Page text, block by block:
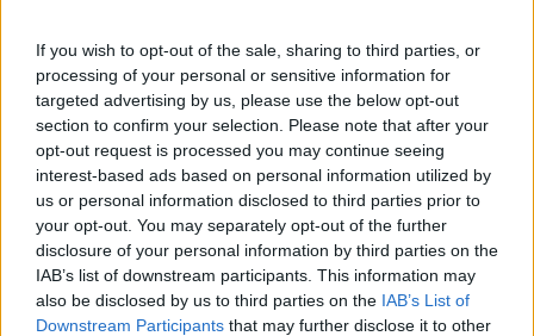
If you wish to opt-out of the sale, sharing to third parties, or
processing of your personal or sensitive information for
targeted advertising by us, please use the below opt-out
section to confirm your selection. Please note that after your
opt-out request is processed you may continue seeing
interest-based ads based on personal information utilized by
us or personal information disclosed to third parties prior to
your opt-out. You may separately opt-out of the further
disclosure of your personal information by third parties on the
IAB’s list of downstream participants. This information may
also be disclosed by us to third parties on the IAB’s List of
Downstream Participants that may further disclose it to other
AUTORE
Alessandro Tassinari
Alessandro Tassinari, torinese con passaporto
pieno di timbri, riscrisse un percorso alpino
dopo un incontro al Rifugio Garelli: oggi cura
storie di viaggio in chiave narrativa. In
redazione predilige longform, sostiene
l'attenzione al paesaggio e conserva un
taccuino logoro con mappe disegnate a
mano.